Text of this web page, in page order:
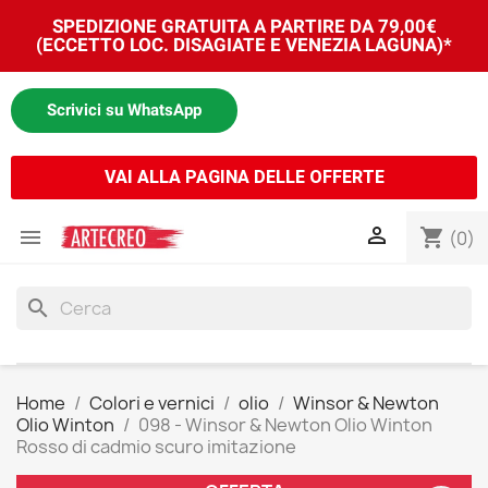
SPEDIZIONE GRATUITA A PARTIRE DA 79,00€
(ECCETTO LOC. DISAGIATE E VENEZIA LAGUNA)*
Scrivici su WhatsApp
VAI ALLA PAGINA DELLE OFFERTE
 shopping_cart (0)

search
Home Colori e vernici olio
Winsor & Newton
Olio Winton
098 - Winsor & Newton Olio Winton
Rosso di cadmio scuro imitazione